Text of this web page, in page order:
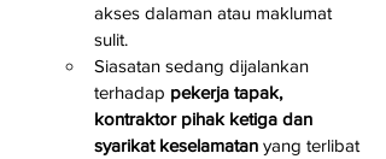
akses dalaman atau maklumat
sulit.
Siasatan sedang dijalankan
terhadap pekerja tapak,
kontraktor pihak ketiga dan
syarikat keselamatan yang terlibat